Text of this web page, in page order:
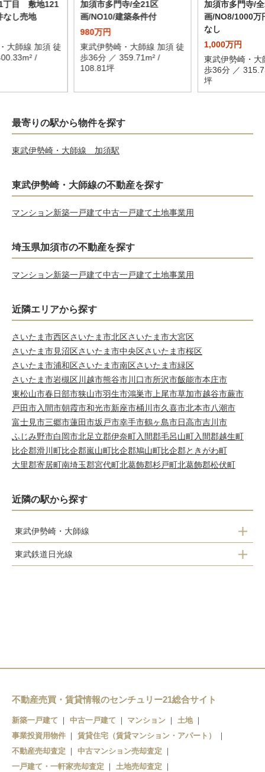
丁目 敷地121
なし売地
大師線 加須 徒
/
加須市多門寺/全21区
画/NO10/建築条件付
980万円
東武伊勢崎・大師線 加須 徒
歩36分 ／ 359.71m² /
108.81坪
加須市多門寺/
画/NO8/1000万
なし
1,000万円
東武伊勢崎・大
歩36分 ／
坪
最寄りの駅から物件を探す
東武伊勢崎・大師線 加須駅
東武伊勢崎・大師線の不動産を探す
マンション新築一戸建て中古一戸建て土地事業用
埼玉県加須市の不動産を探す
マンション新築一戸建て中古一戸建て土地事業用
近隣エリアから探す
さいたま市西区さいたま市北区さいたま市大宮区
さいたま市見沼区さいたま市中央区さいたま市桜区
さいたま市浦和区さいたま市南区さいたま市緑区
さいたま市岩槻区川越市熊谷市川口市所沢市飯能市本庄市
東松山市春日部市狭山市羽生市鴻巣市上尾市草加市越谷市蕨市
戸田市入間市朝霞市和光市新座市桶川市久喜市北本市八潮市
富士見市三郷市蓮田市坂戸市幸手市鶴ヶ島市日高市吉川市
ふじみ野市白岡市北足立郡伊奈町入間郡毛呂山町入間郡越生町
比企郡滑川町比企郡嵐山町比企郡鳩山町比企郡ときがわ町
大里郡寄居町南埼玉郡宮代町北葛飾郡杉戸町北葛飾郡松伏町
近隣の駅から探す
東武伊勢崎・大師線
花崎駅
東武鉄道日光線
不動産売買・賃貸情報のセンチュリー21総合サイト
新築一戸建て 中古一戸建て マンション
土地
事業投資用物件
賃貸住宅（賃貸マンション・アパート）
不動産売却査定
中古マンション売却査定
一戸建て・一軒家売却査定
土地売却査定